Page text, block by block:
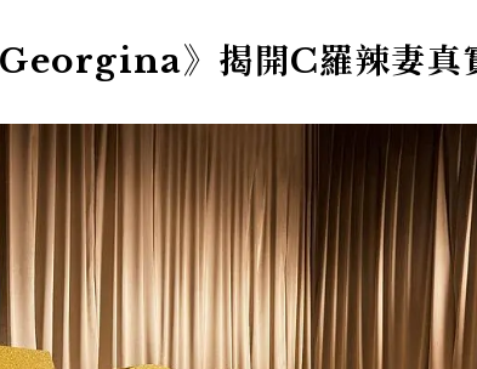
》揭開C羅辣妻真